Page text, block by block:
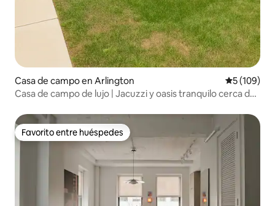
Casa de campo en Arlington
5 (109)
Casa de campo de lujo | Jacuzzi y oasis tranquilo cerca de
Favorito entre huéspedes
Favorito entre huéspedes